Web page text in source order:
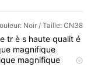
Noir / Taille: CN38
très hautequalité
magnifique
magnifique